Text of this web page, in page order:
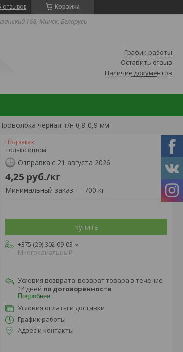
Корзина
отзывов
168, Минск, Беларусь
График работы
Оставить отзыв
Наличие документов
Проволока черная т/н 0,8-0,9 мм
Под заказ
Только оптом
Отправка с 21 августа 2026
4,25 руб./кг
Минимальный заказ — 700 кг
Купить
+375 (29) 302-09-03
Многоканальный
возврат товара в течение
14 дней по договоренности
Подробнее
Условия оплаты и доставки
График работы
Адрес и контакты